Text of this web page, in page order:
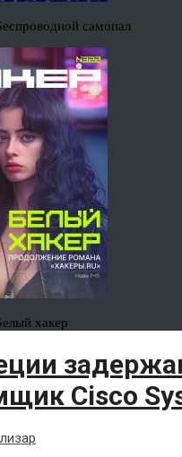
самопал
хакер
Cisco